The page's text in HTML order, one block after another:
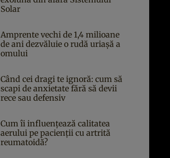
Solar
Amprente vechi de 1,4 milioane
de ani dezvăluie o rudă uriașă a
omului
Când cei dragi te ignoră: cum să
scapi de anxietate fără să devii
rece sau defensiv
Cum îi influențează calitatea
aerului pe pacienții cu artrită
reumatoidă?